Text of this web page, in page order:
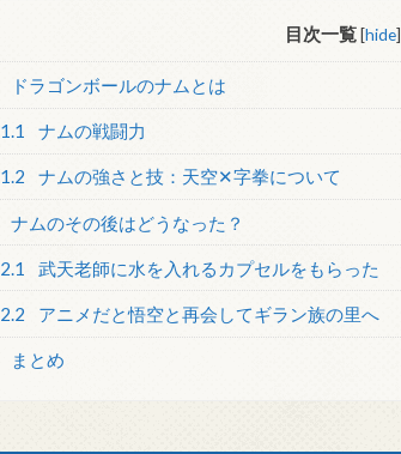
目次一覧 [hide]
ドラゴンボールのナムとは
1.1 ナムの戦闘力
1.2 ナムの強さと技：天空✕字拳について
ナムのその後はどうなった？
2.1 武天老師に水を入れるカプセルをもらった
2.2 アニメだと悟空と再会してギラン族の里へ
まとめ